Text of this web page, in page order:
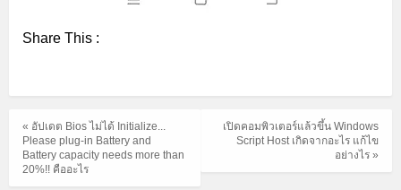
Share This :
เปิดคอมพิวเตอร์แล้วขึ้น Windows
Script Host เกิดจากอะไร แก้ไข
อย่างไร »
« อัปเดต Bios ไม่ได้ Initialize...
Please plug-in Battery and
Battery capacity needs more than
20%!! คืออะไร